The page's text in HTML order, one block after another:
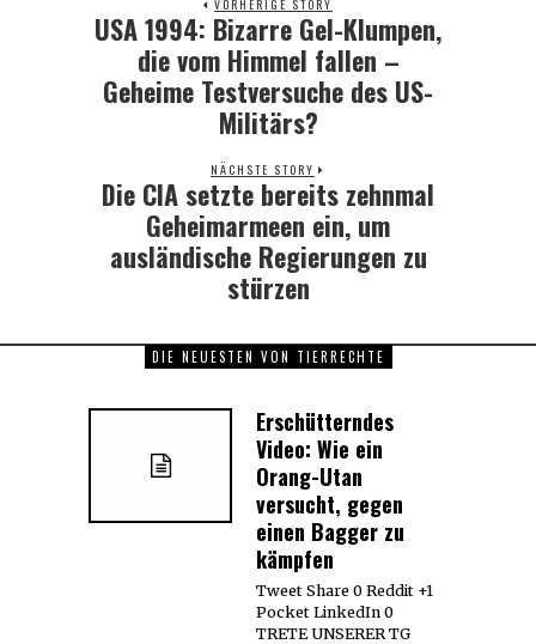
VORHERIGE STORY
Previous
post:
USA 1994: Bizarre Gel-Klumpen,
die vom Himmel fallen –
Geheime Testversuche des US-
Militärs?
NÄCHSTE STORY
Next
Die CIA setzte bereits zehnmal
Geheimarmeen ein, um
ausländische Regierungen zu
stürzen
DIE NEUESTEN VON TIERRECHTE
Erschütterndes
Video: Wie ein
Orang-Utan
versucht, gegen
einen Bagger zu
kämpfen
Tweet Share 0 Reddit +1
Pocket LinkedIn 0
TRETE UNSERER TG